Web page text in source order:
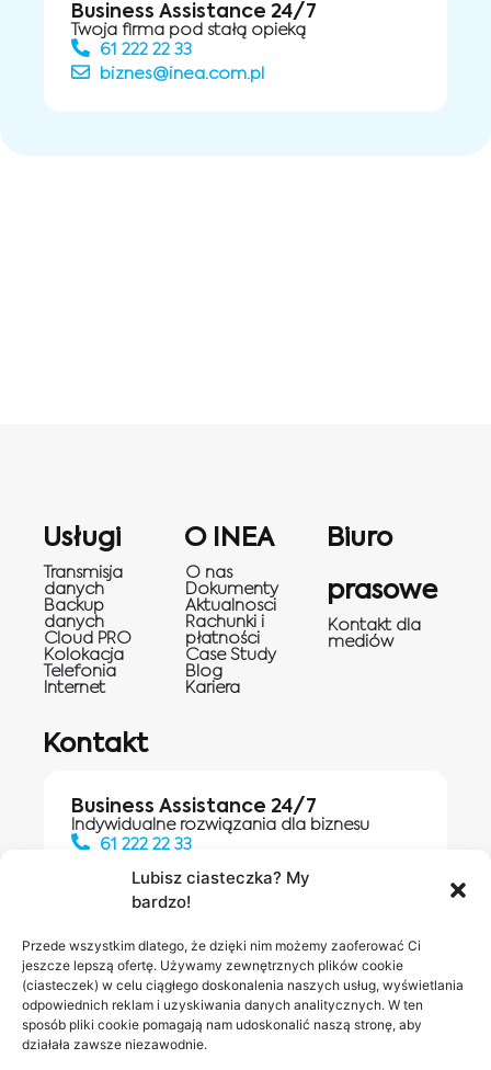
Lubisz ciasteczka? My
bardzo!
Przede wszystkim dlatego, że dzięki nim możemy zaoferować Ci
jeszcze lepszą ofertę. Używamy zewnętrznych plików cookie
(ciasteczek) w celu ciągłego doskonalenia naszych usług, wyświetlania
odpowiednich reklam i uzyskiwania danych analitycznych. W ten
sposób pliki cookie pomagają nam udoskonalić naszą stronę, aby
działała zawsze niezawodnie.
Business Assistance 24/7
Twoja firma pod stałą opieką
61 222 22 33
biznes@inea.com.pl
Usługi
Transmisja
danych
Backup
danych
Cloud PRO
Kolokacja
Telefonia
Internet
O INEA
O nas
Dokumenty
Aktualnosci
Rachunki i
płatności
Case Study
Blog
Kariera
Biuro
prasowe
Kontakt dla
mediów
Kontakt
Business Assistance 24/7
Indywidualne rozwiązania dla biznesu
61 222 22 33
Salony INEA
Napisz do